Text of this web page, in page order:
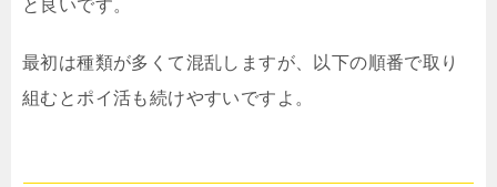
と良いです。
最初は種類が多くて混乱しますが、以下の順番で取り
組むとポイ活も続けやすいですよ。